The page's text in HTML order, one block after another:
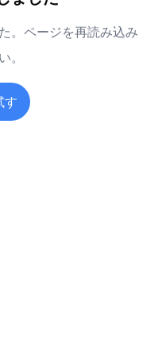
。ページを再読み込み
。
す